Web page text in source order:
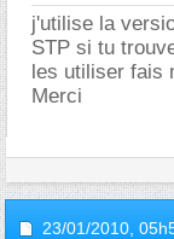
j'utilise la
STP si tu
les utiliser fais
Merci
23/01/2010,